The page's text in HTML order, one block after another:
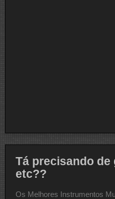
Tá precisando de
etc??
Os Melhores Instrumentos